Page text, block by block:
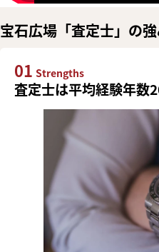
宝石広場「査定士」の
01 Strengths
査定士は平均経験年数